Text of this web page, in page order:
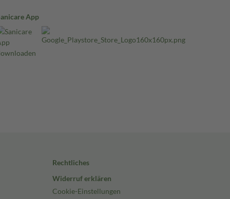
App
Rechtliches
Widerruf erklären
Cookie-Einstellungen